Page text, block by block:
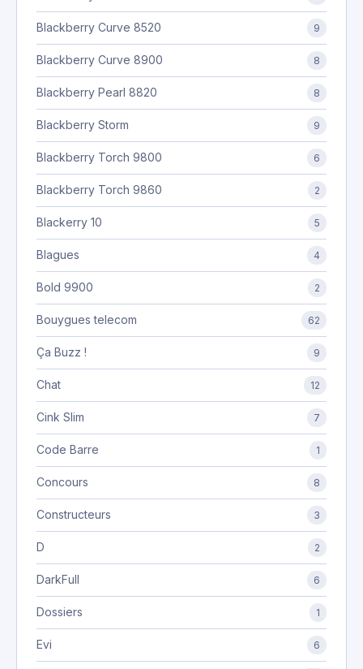
Blackberry Curve 8520 9
Blackberry Curve 8900 8
Blackberry Pearl 8820 8
Blackberry Storm 9
Blackberry Torch 9800 6
Blackberry Torch 9860 2
Blackerry 10 5
Blagues 4
Bold 9900 2
Bouygues telecom 62
Ça Buzz ! 9
Chat 12
Cink Slim 7
Code Barre 1
Concours 8
Constructeurs 3
D 2
DarkFull 6
Dossiers 1
Evi 6